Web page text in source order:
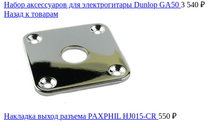
Набор аксессуаров для электрогитары Dunlop GA50 3 540 ₽
Назад к товарам
Накладка выход разъема PAXPHIL HJ015-CR 550 ₽